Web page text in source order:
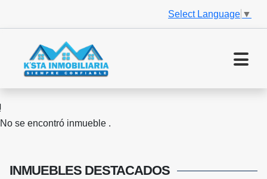
Select Language ▼
No se encontró inmueble .
INMUEBLES DESTACADOS